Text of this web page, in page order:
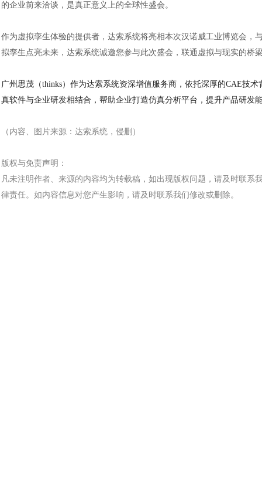
的企业前来洽谈，是真正意义上的全球性盛会。
作为虚拟孪生体验的提供者，达索系统将亮相本次汉诺威工业博览会，
拟孪生点亮未来，达索系统诚邀您参与此次盛会，联通虚拟与现实的桥
广州思茂（thinks）作为达索系统资深增值服务商，依托深厚的CAE技
真软件与企业研发相结合，帮助企业打造仿真分析平台，提升产品研发
（内容、图片来源： 达索系统 ，侵删）
版权与免责声明：
凡未注明作者、来源的内容均为转载稿，如出现版权问题，请及时联
律责任。如内容信息对您产生影响，请及时联系我们修改或删除。